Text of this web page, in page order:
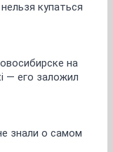
купаться
на
— его заложил
знали о самом